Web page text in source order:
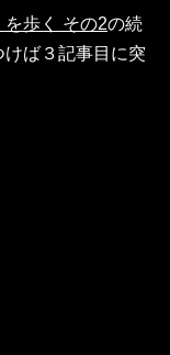
歩く その2の続
ば３記事目に突